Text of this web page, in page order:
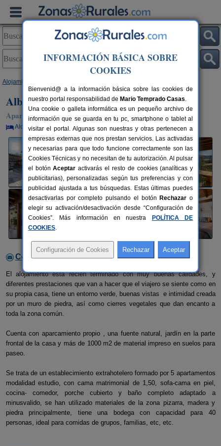
Alojamientos
Alborada del Eo
Apartamentos Rurales en Vegadeo (Asturias)
Alquiler por habitaciones 10-20 plazas 80 km de Oviedo
Contactar con el alojamiento
El alojamiento está recien terminado con muy buenas calidades, y
diferentes prestaciones que van a hacer que el viajero se siente como en
su propia casa, tiene un entorno verde, buenas vistas e intimidad creada
por un muro de piedra, así como cierres vegetales que dan encanto a
toda la zona común.
Cuenta con aparcamiento propio , una fuente natural, jardín en la parte
frontal de la casa y más de 1000 m2 de material impreso en suelos para
paseo.
Se trata de un establecimiento extrahotelero formado por 5 apartamentos
modalidad estudio, con cama matrimonial de 1,50, sofa-cama en piel,
cocina- comedor, porche cubierto y baño completo adaptado a
minusvalido, se han utilizado materiales de la zona pizarra, madera y
piedra principalmente, tiene una bodega con capacidad para 40
personas, ideal para comidas de grupos, familias, etc, etc.
INFORMACIÓN BÁSICA SOBRE
COOKIES
Bienvenid@ a la información básica sobre las cookies de
nuestro portal responsabilidad de Mario Temprado Casas.
Una cookie o galleta informática es un pequeño archivo de
información que se guarda en tu pc, smartphone o tablet al
visitar el portal. Algunas son nuestras y otras pertenecen a
empresas externas que nos prestan servicios. Las activadas
y necesarias para que todo funcione correctamente son las
Cookies Técnicas y no necesitan de tu autorización. Al pulsar
el botónAceptar activarás el resto de cookies (analíticas y
publicitarias), personalizadas según tus preferencias y con
publicidad ajustada a tus búsquedas. Estas últimas puedes
desactivarlas por completo pulsando el botón Rechazar o
elegir su activación/desactivación desde “Configuración de
Cookies”. Más información en nuestra
POLÍTICA DE
COOKIES.